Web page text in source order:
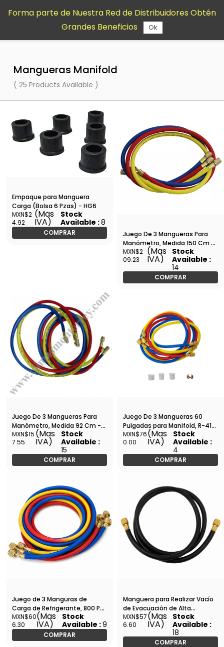
contenido
Mangueras Manifold
( 25 Products Available )
Empaque para Manguera
Carga (Bolsa 6 Pzas) - HG6
MXN$2
4.92
(Mas
IVA)
Stock
Available :8
COMPRAR
Juego De 3 Mangueras Para
Manómetro, Medida 150 Cm -
HU-60
MXN$2
09.23
(Mas
IVA)
Stock
Available :
14
COMPRAR
Juego De 3 Mangueras Para
Manómetro, Medida 92 Cm -
HU-36
MXN$15
7.55
(Mas
IVA)
Stock
Available :
15
COMPRAR
Juego De 3 Mangueras 60
Pulgadas para Manifold, R-410
- HU120L
MXN$76
0.00
(Mas
IVA)
Stock
Available :
4
COMPRAR
Juego de 3 Manguras de
Carga de Refrigerante, 800 PSI,
150 CM DE LONGITUD, 1/4"-1/4"
(Y), 1/4"-5/16"®, 1/4"-5/16"(B)
- WIP-MRH-1
MXN$60
6.30
(Mas
IVA)
Stock
Available :9
COMPRAR
Manguera para Realizar Vacío
de Evacuación de Alta
Velocidad, 500-330 PSI, 180
CM, 3/8"-1/4" - WIP-MHH-2
MXN$57
6.60
(Mas
IVA)
Stock
Available :
18
COMPRAR
Forma parte de Nuestra Red de Distribuidores Obtén
Grandes Beneficios
Ok